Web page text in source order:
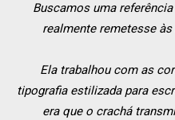
Buscamos uma
realmente remetesse
Ela trabalhou com as
tipografia estilizada para
era que o crachá